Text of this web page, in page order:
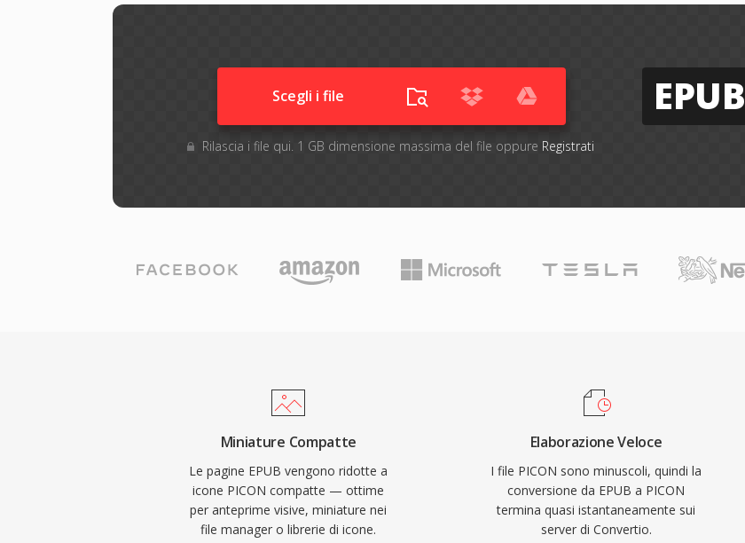
Scegli i file
Rilascia i file qui. 1 GB dimensione massima del file oppure Registrati
EPUB
Miniature Compatte
Le pagine EPUB vengono ridotte a
icone PICON compatte — ottime
per anteprime visive, miniature nei
file manager o librerie di icone.
Elaborazione Veloce
I file PICON sono minuscoli, quindi la
conversione da EPUB a PICON
termina quasi istantaneamente sui
server di Convertio.